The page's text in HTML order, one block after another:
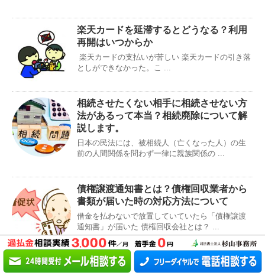
楽天カードを延滞するとどうなる？利用
再開はいつからか
楽天カードの支払いが苦しい 楽天カードの引き落
としができなかった。こ ...
相続させたくない相手に相続させない方
法があるって本当？相続廃除について解
説します。
日本の民法には、被相続人（亡くなった人）の生
前の人間関係を問わず一律に親族関係の ...
債権譲渡通知書とは？債権回収業者から
書類が届いた時の対応方法について
借金を払わないで放置していていたら「債権譲渡
通知書」が届いた 債権回収会社とは？ ...